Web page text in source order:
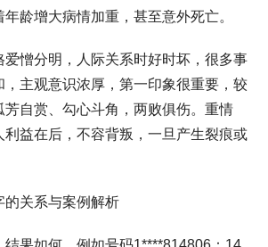
龄增大病情加重，甚至意外死亡。
憎分明，人际关系时好时坏，很多事
主观意识浓厚，第一印象很重要，较
自赏、勾心斗角，两败俱伤。重情
利益在后，不容背叛，一旦产生裂痕或
的关系与案例解析